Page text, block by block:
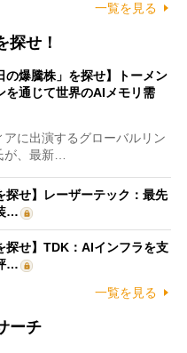
一覧を見る
探せ！
の爆騰株」を探せ】トーメン
を通じて世界のAIメモリ需
に出演するグローバルリン
が、最新…
探せ】レーザーテック：最先
…
探せ】TDK：AIインフラを支
…
一覧を見る
ーチ